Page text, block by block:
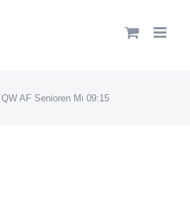
QW AF Senioren Mi 09:15